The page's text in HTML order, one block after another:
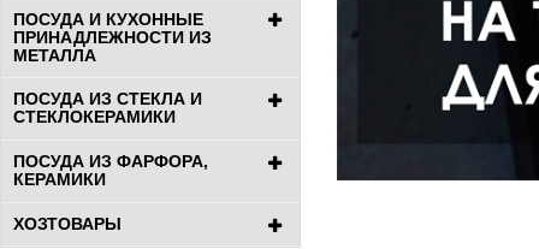
ПОСУДА И КУХОННЫЕ
ПРИНАДЛЕЖНОСТИ ИЗ
МЕТАЛЛА
ПОСУДА ИЗ СТЕКЛА И
СТЕКЛОКЕРАМИКИ
ПОСУДА ИЗ ФАРФОРА,
КЕРАМИКИ
ХОЗТОВАРЫ